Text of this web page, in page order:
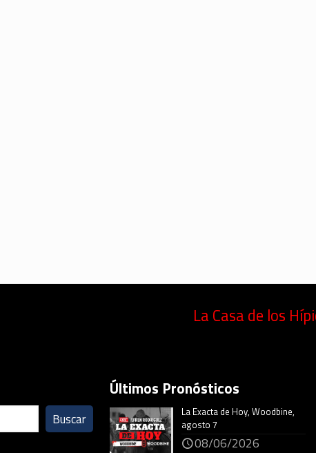
La Casa de los
Buscar
Últimos Pronósticos
La Exacta de Hoy, Woodbine,
agosto 7
08/06/2026